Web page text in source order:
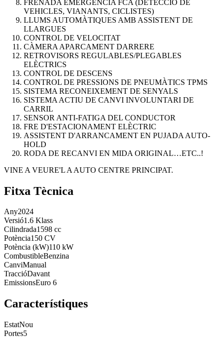
FRENADA EMERGÈNCIA FCA (DETECCIÓ DE
VEHICLES, VIANANTS, CICLISTES)
LLUMS AUTOMÀTIQUES AMB ASSISTENT DE
LLARGUES
CONTROL DE VELOCITAT
CÀMERA APARCAMENT DARRERE
RETROVISORS REGULABLES/PLEGABLES
ELÈCTRICS
CONTROL DE DESCENS
CONTROL DE PRESSIONS DE PNEUMÀTICS TPMS
SISTEMA RECONEIXEMENT DE SENYALS
SISTEMA ACTIU DE CANVI INVOLUNTARI DE
CARRIL
SENSOR ANTI-FATIGA DEL CONDUCTOR
FRE D'ESTACIONAMENT ELÈCTRIC
ASSISTENT D'ARRANCAMENT EN PUJADA AUTO-
HOLD
RODA DE RECANVI EN MIDA ORIGINAL…ETC..!
VINE A VEURE'L A AUTO CENTRE PRINCIPAT.
Fitxa Tècnica
Any2024
Versió1.6 Klass
Cilindrada1598 cc
Potència150 CV
Potència (kW)110 kW
CombustibleBenzina
CanviManual
TraccióDavant
EmissionsEuro 6
Característiques
EstatNou
Portes5